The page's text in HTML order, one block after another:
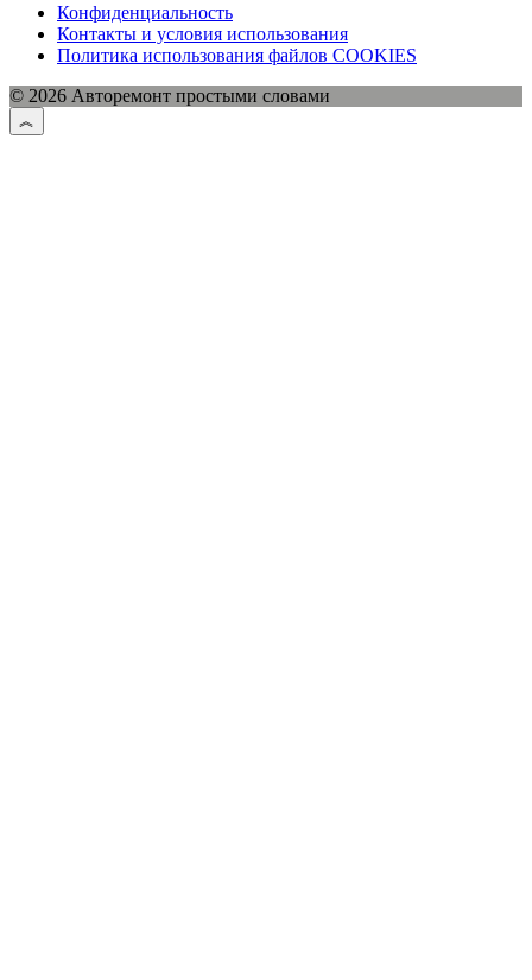
Конфиденциальность
Контакты и условия использования
Политика использования файлов COOKIES
© 2026 Авторемонт простыми словами